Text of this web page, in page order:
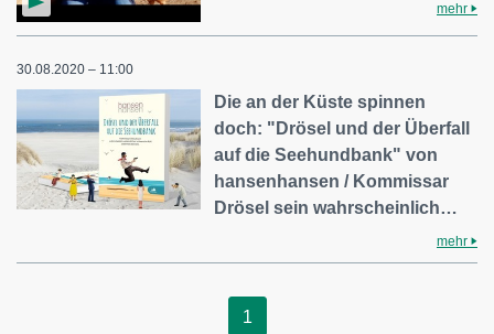
mehr
30.08.2020 – 11:00
Die an der Küste spinnen
doch: "Drösel und der Überfall
auf die Seehundbank" von
hansenhansen / Kommissar
Drösel sein wahrscheinlich…
mehr
1